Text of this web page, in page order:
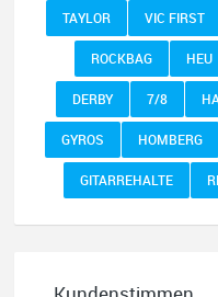
TAYLOR VIC FIRST
ROCKBAG HEU
DERBY 7/8
GYROS HOMBERG
GITARREHALTE